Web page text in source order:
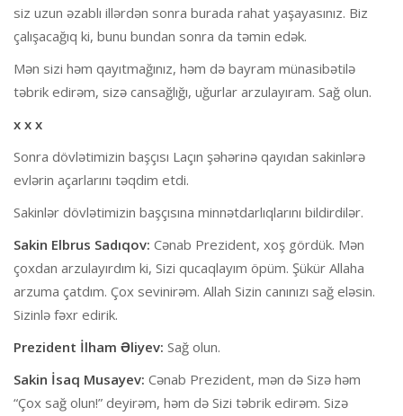
siz uzun əzablı illərdən sonra burada rahat yaşayasınız. Biz
çalışacağıq ki, bunu bundan sonra da təmin edək.
Mən sizi həm qayıtmağınız, həm də bayram münasibətilə
təbrik edirəm, sizə cansağlığı, uğurlar arzulayıram. Sağ olun.
x x x
Sonra dövlətimizin başçısı Laçın şəhərinə qayıdan sakinlərə
evlərin açarlarını təqdim etdi.
Sakinlər dövlətimizin başçısına minnətdarlıqlarını bildirdilər.
Sakin Elbrus Sadıqov: Cənab Prezident, xoş gördük. Mən
çoxdan arzulayırdım ki, Sizi qucaqlayım öpüm. Şükür Allaha
arzuma çatdım. Çox sevinirəm. Allah Sizin canınızı sağ eləsin.
Sizinlə fəxr edirik.
Prezident İlham Əliyev: Sağ olun.
Sakin İsaq Musayev: Cənab Prezident, mən də Sizə həm
“Çox sağ olun!” deyirəm, həm də Sizi təbrik edirəm. Sizə